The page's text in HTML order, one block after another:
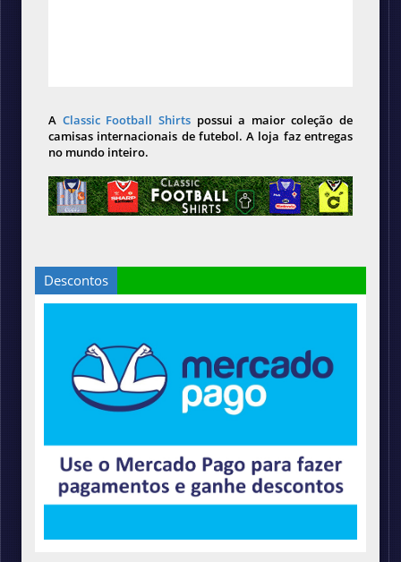
A Classic Football Shirts possui a maior coleção de
camisas internacionais de futebol. A loja faz entregas
no mundo inteiro.
Descontos